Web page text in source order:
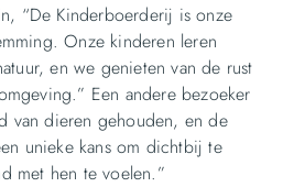
“De Kinderboerderij is onze
Onze kinderen leren
en we genieten van de rust
Een andere bezoeker
van dieren gehouden, en de
unieke kans om dichtbij te
met hen te voelen.”